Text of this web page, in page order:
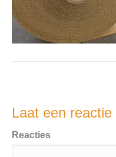
Laat een
Reacties